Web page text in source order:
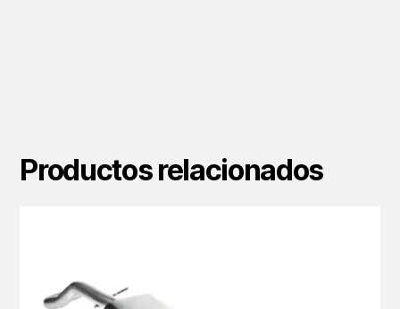
Productos relacionados